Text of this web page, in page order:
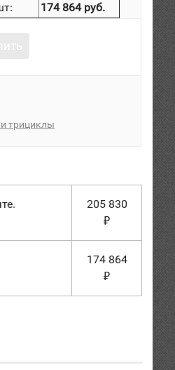
174 864 руб.
трициклы
205 830
₽
174 864
₽